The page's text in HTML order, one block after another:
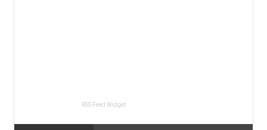
RSS Feed Widget